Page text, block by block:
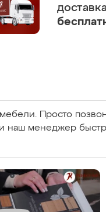
Просто
наш менеджер